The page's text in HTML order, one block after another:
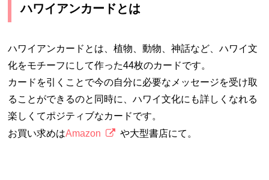
ハワイアンカードとは
ハワイアンカードとは、植物、動物、神話など、ハワイ文
化をモチーフにして作った44枚のカードです。
カードを引くことで今の自分に必要なメッセージを受け取
ることができるのと同時に、ハワイ文化にも詳しくなれる
楽しくてポジティブなカードです。
お買い求めはAmazon や大型書店にて。